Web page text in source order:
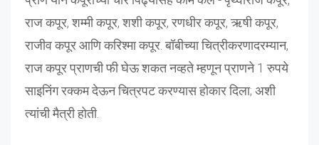
राज कपूर, शम्मी कपूर, शशी कपूर, रणधीर कपूर, ऋषी कपूर,
राजीव कपूर आणि करिश्मा कपूर. बॉबीच्या चित्रीकरणादरम्यान,
राज कपूर प्राणची फी घेऊ शकत नव्हते म्हणून प्राणने 1 रुपये
साइनिंग रक्कम देऊन चित्रपट करण्यास होकार दिला; अशी
त्यांची मैत्री होती.